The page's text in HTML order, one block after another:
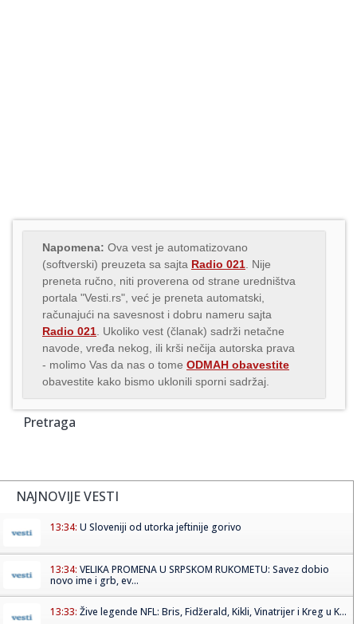
Napomena: Ova vest je automatizovano
(softverski) preuzeta sa sajta Radio 021 . Nije
preneta ručno, niti proverena od strane uredništva
portala "Vesti.rs", već je preneta automatski,
računajući na savesnost i dobru nameru sajta
Radio 021 . Ukoliko vest (članak) sadrži netačne
navode, vređa nekog, ili krši nečija autorska prava
- molimo Vas da nas o tome ODMAH obavestite
obavestite kako bismo uklonili sporni sadržaj.
Pretraga
NAJNOVIJE VESTI
13:34: U Sloveniji od utorka jeftinije gorivo
13:34: VELIKA PROMENA U SRPSKOM RUKOMETU: Savez dobio
novo ime i grb, ev...
13:33: Žive legende NFL: Bris, Fidžerald, Kikli, Vinatrijer i Kreg u K...